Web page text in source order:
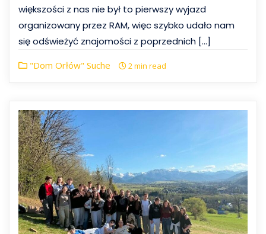
większości z nas nie był to pierwszy wyjazd
organizowany przez RAM, więc szybko udało nam
się odświeżyć znajomości z poprzednich […]
"Dom Orłów" Suche 2 min read